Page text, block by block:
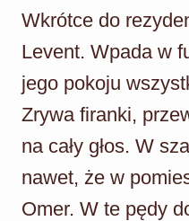
Wkrótce do
Levent. Wpada w
jego pokoju
Zrywa firanki,
na cały głos. W
nawet, że w
Omer. W te pędy